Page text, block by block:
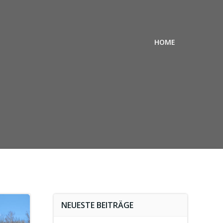
HOME
NEUESTE BEITRÄGE